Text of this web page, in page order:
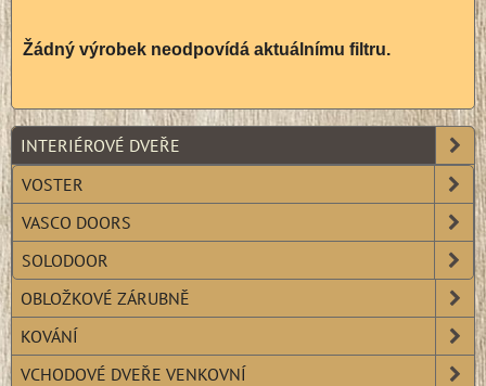
INTERIÉROVÉ DVEŘE
VOSTER
VASCO DOORS
SOLODOOR
OBLOŽKOVÉ ZÁRUBNĚ
KOVÁNÍ
VCHODOVÉ DVEŘE VENKOVNÍ